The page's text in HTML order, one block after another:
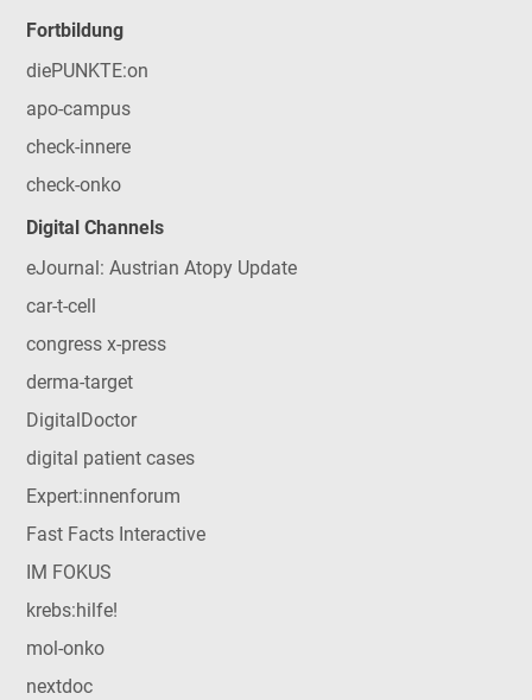
Fortbildung
diePUNKTE:on
apo-campus
check-innere
check-onko
Digital Channels
eJournal: Austrian Atopy Update
car-t-cell
congress x-press
derma-target
DigitalDoctor
digital patient cases
Expert:innenforum
Fast Facts Interactive
IM FOKUS
krebs:hilfe!
mol-onko
nextdoc